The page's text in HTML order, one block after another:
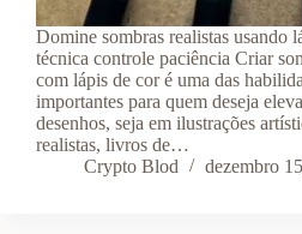
Domine sombras realistas usando
técnica controle paciência Criar
com lápis de cor é uma das
importantes para quem deseja
desenhos, seja em ilustrações
realistas, livros de…
Crypto Blod
dezembro